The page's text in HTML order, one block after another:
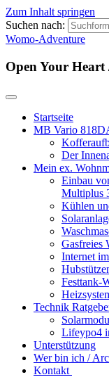
Zum Inhalt springen
Suchen nach:
Womo-Adventure
Open Your
Startseite
MB Vario
Der
Mein ex.
Einbau
Multiplus
Kühlen
Gasfreies
Internet
Festtank-
Technik
Lifeypo4
Unterstützung
Wer bin ich /
Kontakt